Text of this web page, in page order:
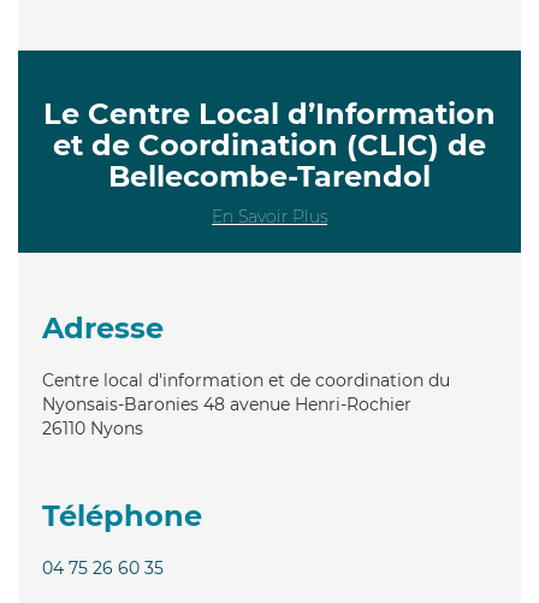
Le Centre Local d’Information
et de Coordination (CLIC) de
Bellecombe-Tarendol
En Savoir Plus
Adresse
Centre local d'information et de coordination du
Nyonsais-Baronies 48 avenue Henri-Rochier
26110 Nyons
Téléphone
04 75 26 60 35